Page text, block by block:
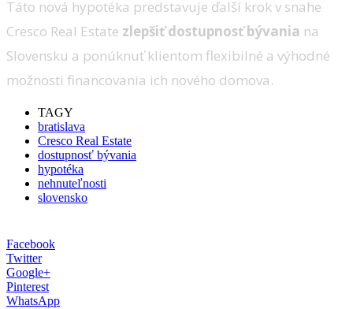
Táto nová hypotéka predstavuje ďalší krok v snahe
Cresco Real Estate zlepšiť dostupnosť bývania na
Slovensku a ponúknuť klientom flexibilné a výhodné
možnosti financovania ich nového domova.
TAGY
bratislava
Cresco Real Estate
dostupnosť bývania
hypotéka
nehnuteľnosti
slovensko
Facebook
Twitter
Google+
Pinterest
WhatsApp